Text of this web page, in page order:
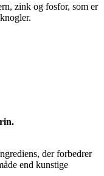
zink og fosfor, som er
der forbedrer
end kunstige